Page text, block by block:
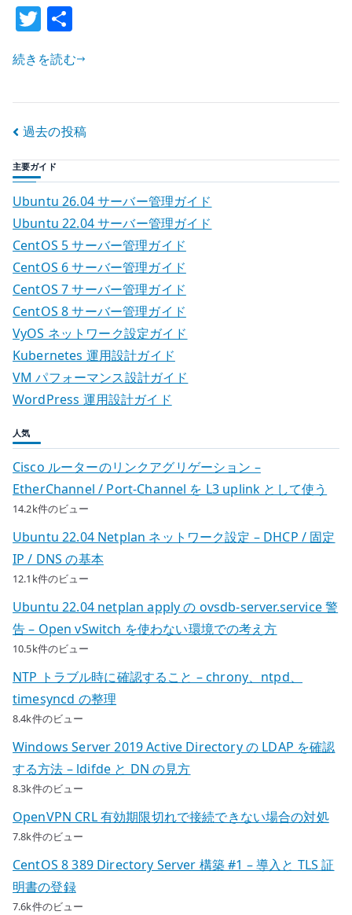
設
定
–
マ
ド
と
拡
張
ジ
ュ
ー
ル
を
確
認
る
へ
の
T
w
it
te
r
続きを読む
投
稿
ナ
ビ
ゲ
ー
シ
ョ
ン
過去の投稿
主要ガイド
Ubuntu 26.04 サーバー管理ガイド
Ubuntu 22.04 サーバー管理ガイド
CentOS 5 サーバー管理ガイド
CentOS 6 サーバー管理ガイド
CentOS 7 サーバー管理ガイド
CentOS 8 サーバー管理ガイド
VyOS ネットワーク設定ガイド
Kubernetes 運用設計ガイド
VM パフォーマンス設計ガイド
WordPress 運用設計ガイド
人気
Cisco ルーターのリンクアグリゲーション –
EtherChannel / Port-Channel を L3 uplink として使う
14.2k件のビュー
Ubuntu 22.04 Netplan ネットワーク設定 – DHCP / 固定
IP / DNS の基本
12.1k件のビュー
Ubuntu 22.04 netplan apply の ovsdb-server.service 警
告 – Open vSwitch を使わない環境での考え方
10.5k件のビュー
NTP トラブル時に確認すること – chrony、ntpd、
timesyncd の整理
8.4k件のビュー
Windows Server 2019 Active Directory の LDAP を確認
する方法 – ldifde と DN の見方
8.3k件のビュー
OpenVPN CRL 有効期限切れで接続できない場合の対処
7.8k件のビュー
CentOS 8 389 Directory Server 構築 #1 – 導入と TLS 証
明書の登録
7.6k件のビュー